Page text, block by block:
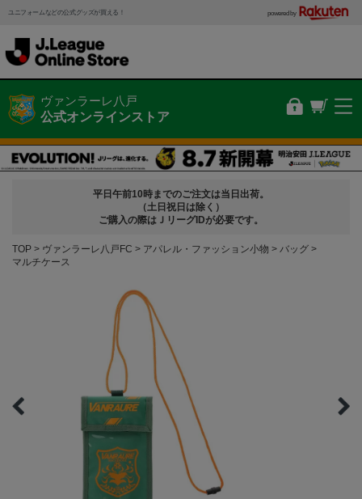
ユニフォームなどの公式グッズが買える！ powered by
ヴァンラーレ八戸
公式オンラインストア
平日午前10時までのご注文は当日出荷。
（土日祝日は除く）
ご購入の際はＪリーグIDが必要です。
TOP ヴァンラーレ八戸FC アパレル・ファッション小物
バッグ
マルチケース